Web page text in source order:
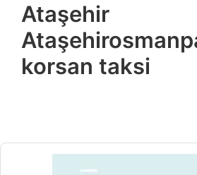
Ataşehir
korsan taksi